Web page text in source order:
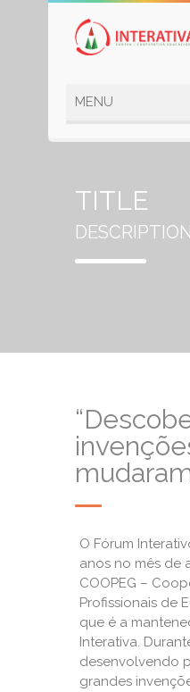
TITLE
DESCRIPTION
O Fórum
anos no mês de
COOPEG –
Profissionais de
que é a
Interativa.
desenvolvendo
grandes